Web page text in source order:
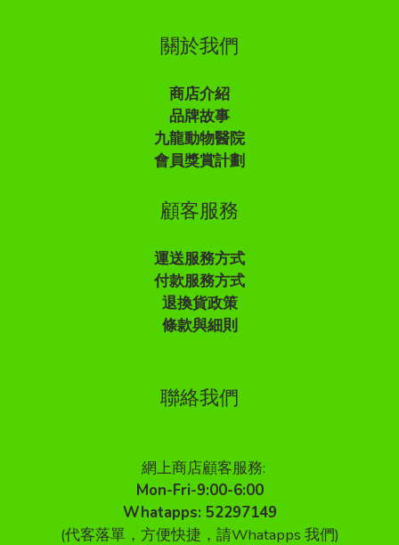
關於我們
商店介紹
品牌故事
九龍動物醫院
會員獎賞計劃
顧客服務
運送服務方式
付款服務方式
退換貨政策
條款與細則
聯絡我們
網上商店顧客服務:
Mon-Fri-9:00-6:00
Whatapps: 52297149
(代客落單，方便快捷，請Whatapps 我們)